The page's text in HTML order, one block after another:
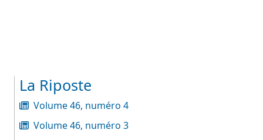
La Riposte
Volume 46, numéro 4
Volume 46, numéro 3